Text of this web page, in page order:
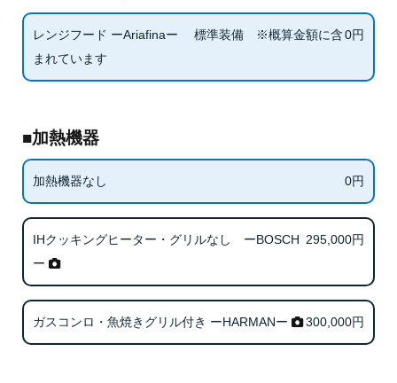
レンジフード ーAriafinaー 標準装備 ※概算金額に含
まれています
0円
■加熱機器
加熱機器なし 0円
IHクッキングヒーター・グリルなし ーBOSCH
ー
295,000円
ガスコンロ・魚焼きグリル付き ーHARMANー 300,000円